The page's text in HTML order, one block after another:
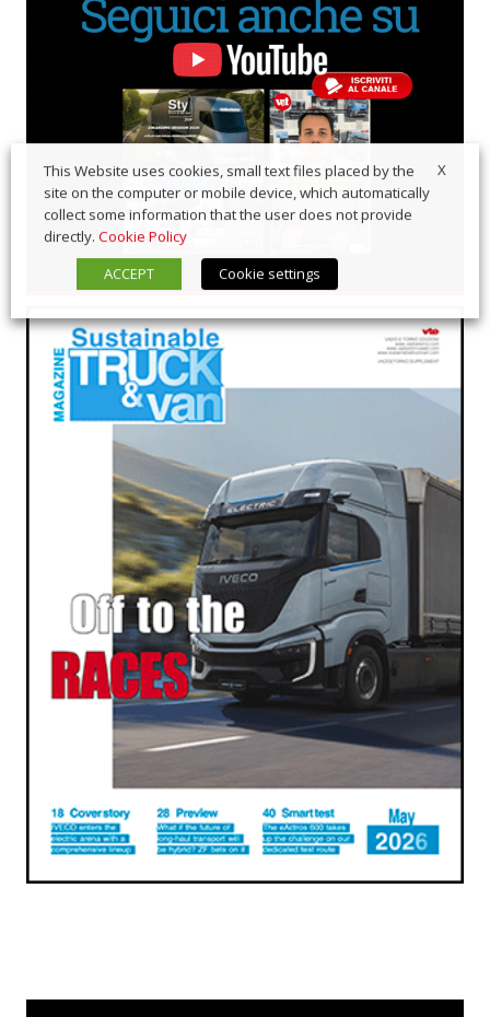
X
This Website uses cookies, small text files placed by the
site on the computer or mobile device, which automatically
collect some information that the user does not provide
directly. Cookie Policy
ACCEPT
Cookie settings